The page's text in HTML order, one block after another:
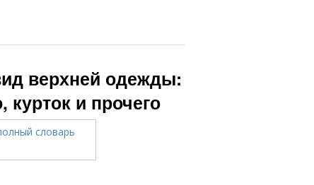
верхней одежды:
и прочего